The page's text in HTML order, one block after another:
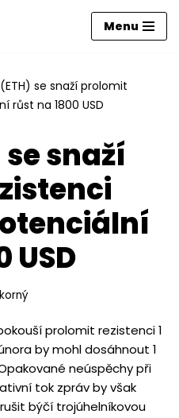
Menu
se snaží prolomit
růst na 1800 USD
se snaží
USD
prolomit rezistenci 1
by mohl dosáhnout 1
neúspěchy při
tok zpráv by však
býčí trojúhelníkovou